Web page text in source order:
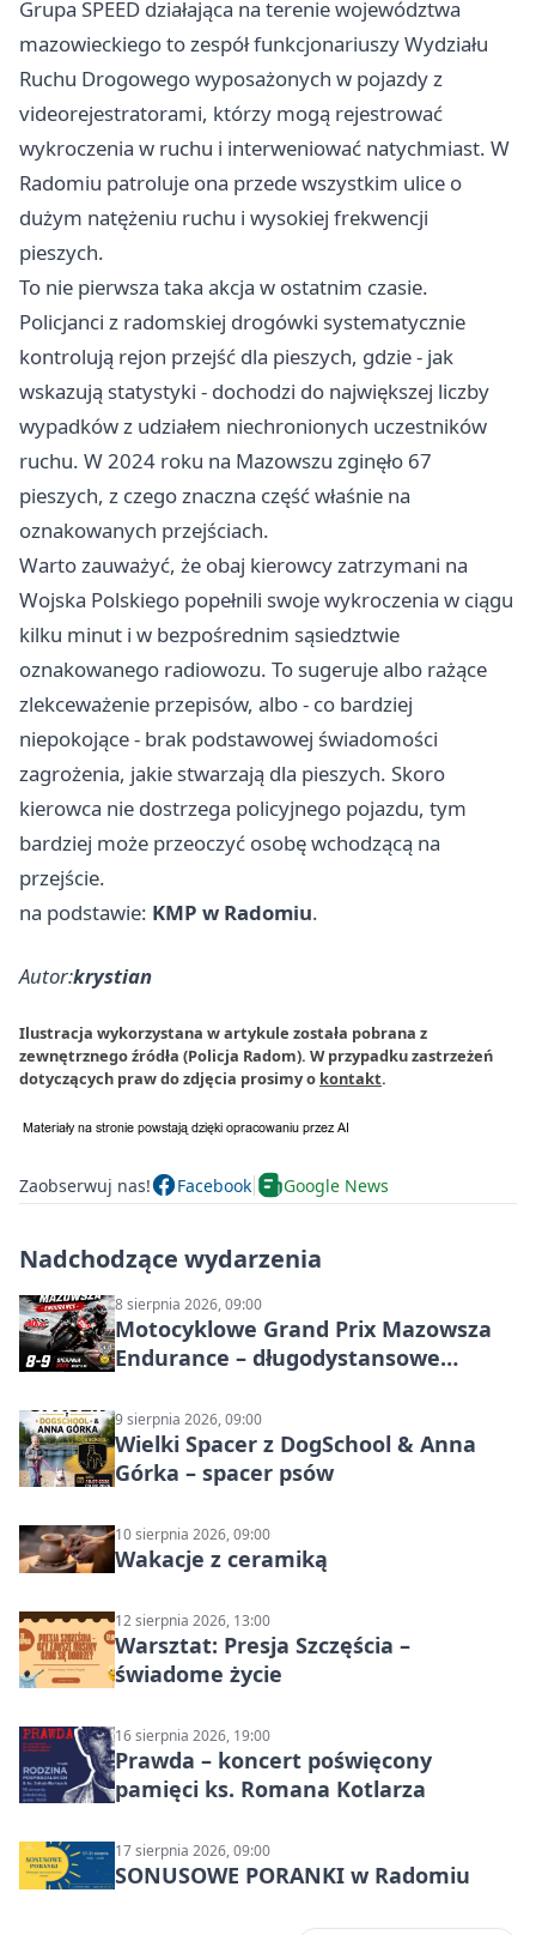
Grupa SPEED działająca na terenie województwa
mazowieckiego to zespół funkcjonariuszy Wydziału
Ruchu Drogowego wyposażonych w pojazdy z
videorejestratorami, którzy mogą rejestrować
wykroczenia w ruchu i interweniować natychmiast. W
Radomiu patroluje ona przede wszystkim ulice o
dużym natężeniu ruchu i wysokiej frekwencji
pieszych.
To nie pierwsza taka akcja w ostatnim czasie.
Policjanci z radomskiej drogówki systematycznie
kontrolują rejon przejść dla pieszych, gdzie - jak
wskazują statystyki - dochodzi do największej liczby
wypadków z udziałem niechronionych uczestników
ruchu. W 2024 roku na Mazowszu zginęło 67
pieszych, z czego znaczna część właśnie na
oznakowanych przejściach.
Warto zauważyć, że obaj kierowcy zatrzymani na
Wojska Polskiego popełnili swoje wykroczenia w ciągu
kilku minut i w bezpośrednim sąsiedztwie
oznakowanego radiowozu. To sugeruje albo rażące
zlekceważenie przepisów, albo - co bardziej
niepokojące - brak podstawowej świadomości
zagrożenia, jakie stwarzają dla pieszych. Skoro
kierowca nie dostrzega policyjnego pojazdu, tym
bardziej może przeoczyć osobę wchodzącą na
przejście.
na podstawie: KMP w Radomiu.
Autor:krystian
Ilustracja wykorzystana w artykule została pobrana z
zewnętrznego źródła (Policja Radom). W przypadku zastrzeżeń
dotyczących praw do zdjęcia prosimy o kontakt.
Zaobserwuj nas! Facebook Google News
Nadchodzące wydarzenia
8 sierpnia 2026, 09:00
Motocyklowe Grand Prix Mazowsza
Endurance – długodystansowe
9 sierpnia 2026, 09:00
Wielki Spacer z DogSchool & Anna
Górka – spacer psów
10 sierpnia 2026, 09:00
Wakacje z ceramiką
12 sierpnia 2026, 13:00
Warsztat: Presja Szczęścia –
świadome życie
16 sierpnia 2026, 19:00
Prawda – koncert poświęcony
pamięci ks. Romana Kotlarza
17 sierpnia 2026, 09:00
SONUSOWE PORANKI w Radomiu